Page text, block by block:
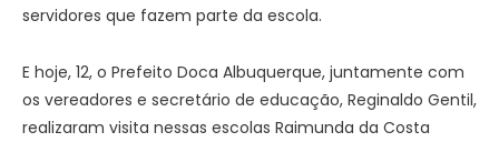
servidores que fazem parte da escola.
E hoje, 12, o Prefeito Doca Albuquerque, juntamente com
os vereadores e secretário de educação, Reginaldo Gentil,
realizaram visita nessas escolas Raimunda da Costa